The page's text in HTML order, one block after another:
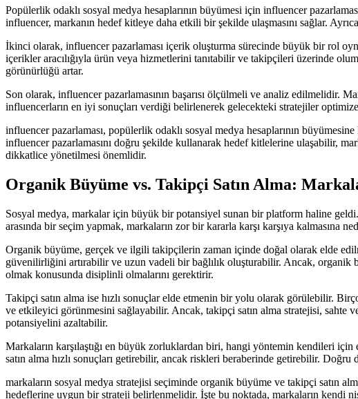
Popülerlik odaklı sosyal medya hesaplarının büyümesi için influencer
influencer, markanın hedef kitleye daha etkili bir şekilde ulaşmasını sağlar.
İkinci olarak, influencer pazarlaması içerik oluşturma sürecinde büyük bir rol
içerikler aracılığıyla ürün veya hizmetlerini tanıtabilir ve takipçileri üzerinde
görünürlüğü artar.
Son olarak, influencer pazarlamasının başarısı ölçülmeli ve analiz edilmelidir.
influencerların en iyi sonuçları verdiği belirlenerek gelecekteki stratejiler
influencer pazarlaması, popülerlik odaklı sosyal medya hesaplarının
influencer pazarlamasını doğru şekilde kullanarak hedef kitlelerine ulaşabilir,
dikkatlice yönetilmesi önemlidir.
Organik Büyüme vs. Takipçi Satın Alma:
Sosyal medya, markalar için büyük bir potansiyel sunan bir platform haline
arasında bir seçim yapmak, markaların zor bir kararla karşı karşıya kalmasına
Organik büyüme, gerçek ve ilgili takipçilerin zaman içinde doğal olarak elde
güvenilirliğini artırabilir ve uzun vadeli bir bağlılık oluşturabilir. Ancak, organik
olmak konusunda disiplinli olmalarını gerektirir.
Takipçi satın alma ise hızlı sonuçlar elde etmenin bir yolu olarak görülebilir.
ve etkileyici görünmesini sağlayabilir. Ancak, takipçi satın alma stratejisi, sahte
potansiyelini azaltabilir.
Markaların karşılaştığı en büyük zorluklardan biri, hangi yöntemin kendileri
satın alma hızlı sonuçları getirebilir, ancak riskleri beraberinde getirebilir.
markaların sosyal medya stratejisi seçiminde organik büyüme ve takipçi satın
hedeflerine uygun bir strateji belirlenmelidir. İşte bu noktada, markaların